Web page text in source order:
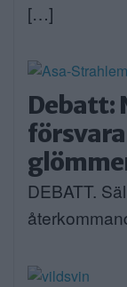
[…]
Debatt:
DEBATT.